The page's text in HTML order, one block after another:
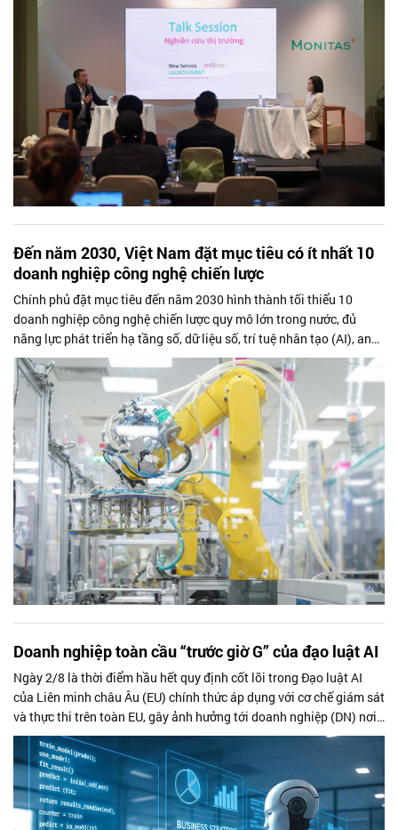
Đến năm 2030, Việt Nam đặt mục tiêu có ít nhất 10
doanh nghiệp công nghệ chiến lược
Chính phủ đặt mục tiêu đến năm 2030 hình thành tối thiểu 10
doanh nghiệp công nghệ chiến lược quy mô lớn trong nước, đủ
năng lực phát triển hạ tầng số, dữ liệu số, trí tuệ nhân tạo (AI), an
ninh mạng và các công nghệ lõi, góp phần thúc đẩy chuyển đổi số
và nâng cao chủ quyền công nghệ quốc gia.
Doanh nghiệp toàn cầu “trước giờ G” của đạo luật AI
Ngày 2/8 là thời điểm hầu hết quy định cốt lõi trong Đạo luật AI
của Liên minh châu Âu (EU) chính thức áp dụng với cơ chế giám sát
và thực thi trên toàn EU, gây ảnh hưởng tới doanh nghiệp (DN) nơi
đây và thế giới. Như cách Quy định Bảo vệ Dữ liệu chung (GDPR)
từng thay đổi cách DN toàn cầu quản lý dữ liệu cá nhân, Đạo luật
được dự báo sẽ trở thành chuẩn mực quốc tế mới trong quản trị AI.